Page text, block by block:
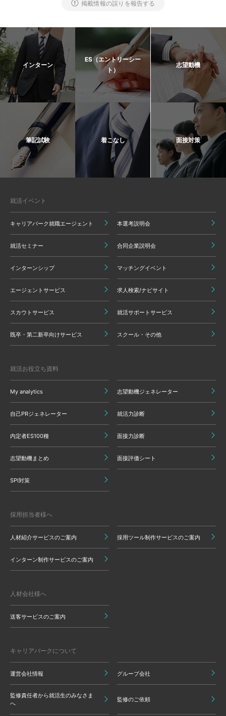
掲載情報の誤りを報告する
インターン
ES（エントリーシー
ト）
志望動機
筆記試験 着こなし 面接対策
就活イベント
キャリアパーク就職エージェント 本選考説明会
就活セミナー 合同企業説明会
インターンシップ マッチングイベント
エージェントサービス 求人検索/ナビサイト
スカウトサービス 就活サポートサービス
既卒・第二新卒向けサービス スクール・その他
就活お役立ち資料
My analytics 志望動機ジェネレーター
自己PRジェネレーター 就活力診断
内定者ES100種 面接力診断
志望動機まとめ 面接評価シート
SPI対策
採用担当者様へ
人材紹介サービスのご案内 採用ツール制作サービスのご案内
インターン制作サービスのご案内
人材会社様へ
送客サービスのご案内
キャリアパークについて
運営会社情報 グループ会社
監修責任者から就活生のみなさま
へ
監修のご依頼